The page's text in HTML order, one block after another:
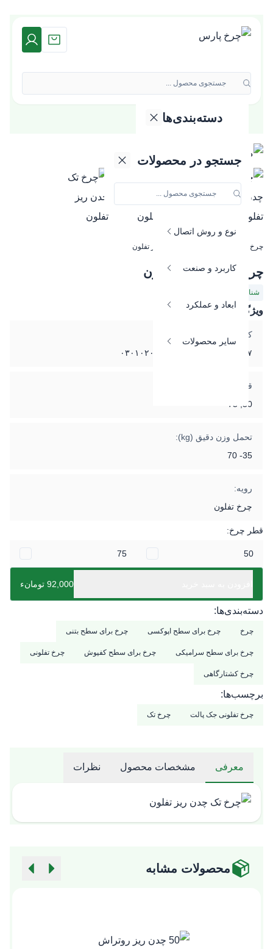
جستجوی محصول ...
جستجو در محصولات
دسته بندی محصولات
دسته‌بندی‌ها
گروه کالایی
جنس و متریال
نوع و روش اتصال
کاربرد و صنعت
ابعاد و عملکرد
سایر محصولات
چرخ پارس چرخ تک چدن ریز تفلون
چرخ تک چدن ریز تفلون
شناسه محصول: T
ویژگی‌های اصلی:
کد محصول:
۰۳۰۱۰۲۰۳۰۳۰۰۷- ۰۳۰۱۰۲۰۳۰۳۰۰۸
قطر چرخ:
50, 75
تحمل وزن دقیق (kg):
35- 70
رویه:
چرخ تفلون
قطر چرخ:
50
75
92,000 تومانء
دسته‌بندی‌ها:
چرخ چرخ برای سطح اپوکسی چرخ برای سطح بتنی
چرخ برای سطح سرامیکی چرخ برای سطح کفپوش چرخ تفلونی
چرخ کشتارگاهی
برچسب‌ها:
چرخ تفلونی جک پالت چرخ تک
معرفی مشخصات محصول نظرات
محصولات مشابه